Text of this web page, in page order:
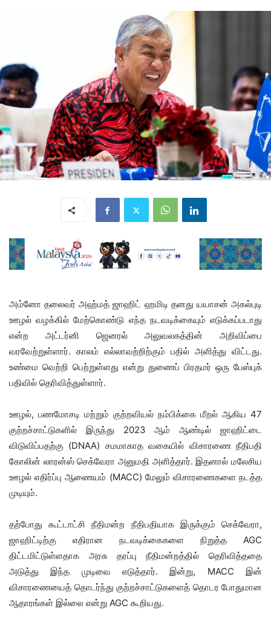
அம்னோ தலைவர் அஹ்மத் ஜாஹிட் ஹமிடி தனது யயாசன் அகல்புடி
ஊழல் வழக்கில் மேற்கொண்டு எந்த நடவடிக்கையும் எடுக்கப்படாது
என்ற அட்டர்னி ஜெனரல் அலுவலகத்தின் அறிவிப்பை
வரவேற்றுள்ளார். காலம் எல்லாவற்றிற்கும் பதில் அளித்து விட்டது.
உண்மை வெற்றி பெற்றுள்ளது என்று துணைப் பிரதமர் ஒரு பேஸ்புக்
பதிவில் தெரிவித்துள்ளார்.
ஊழல், பணமோசடி மற்றும் குற்றவியல் நம்பிக்கை மீறல் ஆகிய 47
குற்றச்சாட்டுகளில் இருந்து 2023 ஆம் ஆண்டில் ஜாஹிட்டை
விடுவிப்பதற்கு (DNAA) சமமாகாத வகையில் விசாரணை நீதிபதி
கோலின் லாரன்ஸ் செக்வேரா அனுமதி அளித்தார். இதனால் மலேசிய
ஊழல் எதிர்ப்பு ஆணையம் (MACC) மேலும் விசாரணைகளை நடத்த
முடியும்.
தற்போது கூட்டாட்சி நீதிமன்ற நீதிபதியாக இருக்கும் செக்வேரா,
ஜாஹிட்டிற்கு எதிரான நடவடிக்கைகளை நிறுத்த AGC
திட்டமிட்டுள்ளதாக அரசு தரப்பு நீதிமன்றத்தில் தெரிவித்ததை
அடுத்து இந்த முடிவை எடுத்தார். இன்று, MACC இன்
விசாரணையைத் தொடர்ந்து குற்றச்சாட்டுகளைத் தொடர போதுமான
ஆதாரங்கள் இல்லை என்று AGC கூறியது.